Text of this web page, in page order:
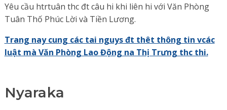
Yêu cầu htrtuân thc đt câu hi khi liên hi với Văn Phòng
Tuân Thố Phúc Lời và Tiền Lương.
Trang nay cung các tai nguys đt thêt thông tin vcác
luật mà Văn Phòng Lao Động na Thị Trưng thc thi.
Nyaraka